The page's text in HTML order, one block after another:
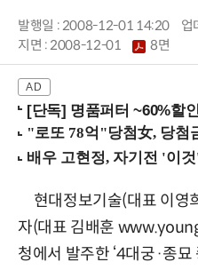
발행일 : 2008-12-01 14:20
업
지면 :2008-12-01 8면
[단독] 명품퍼터 ~60%할인
현대정보기술(대표 이영
자(대표 김배훈
청에서 발주한 ‘4대궁·종